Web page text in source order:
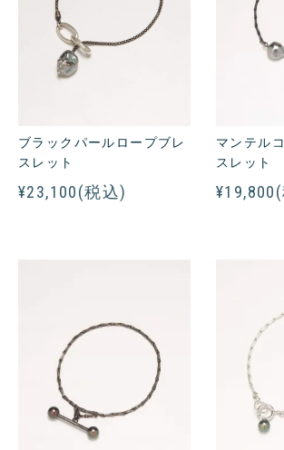
ブラックパールロープブレ
スレット
¥23,100(税込)
マンテル
スレット